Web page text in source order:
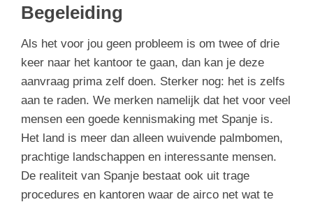
Begeleiding
Als het voor jou geen probleem is om twee of drie
keer naar het kantoor te gaan, dan kan je deze
aanvraag prima zelf doen. Sterker nog: het is zelfs
aan te raden. We merken namelijk dat het voor veel
mensen een goede kennismaking met Spanje is.
Het land is meer dan alleen wuivende palmbomen,
prachtige landschappen en interessante mensen.
De realiteit van Spanje bestaat ook uit trage
procedures en kantoren waar de airco net wat te